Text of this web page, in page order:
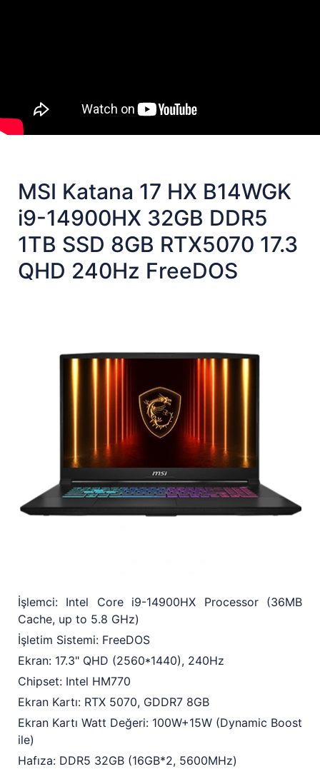
MSI Katana 17 HX B14WGK
i9-14900HX 32GB DDR5
1TB SSD 8GB RTX5070 17.3
QHD 240Hz FreeDOS
İşlemci: Intel Core i9-14900HX Processor (36MB
Cache, up to 5.8 GHz)
İşletim Sistemi: FreeDOS
Ekran: 17.3" QHD (2560*1440), 240Hz
Chipset: Intel HM770
Ekran Kartı: RTX 5070, GDDR7 8GB
Ekran Kartı Watt Değeri: 100W+15W (Dynamic Boost
ile)
Hafıza: DDR5 32GB (16GB*2, 5600MHz)